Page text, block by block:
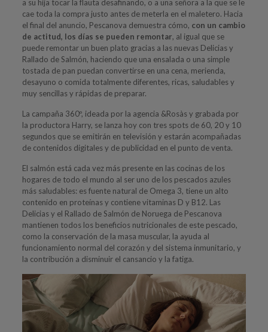
a su hija tocar la flauta desafinando, o a una señora a la que se le
cae toda la compra justo antes de meterla en el maletero. Hacia
el final del anuncio, Pescanova demuestra cómo, con un cambio
de actitud, los días se pueden remontar, al igual que se
puede remontar un buen plato gracias a las nuevas Delicias y
Rallado de Salmón, haciendo que una ensalada o una simple
tostada de pan puedan convertirse en una cena, merienda,
desayuno o comida totalmente diferentes, ricas, saludables y
muy sencillas y rápidas de preparar.
La campaña 360º, ideada por la agencia &Rosàs y grabada por
la productora Harry, se lanza hoy con tres spots de 60, 20 y 10
segundos que se emitirán en televisión y estarán acompañadas
de contenidos digitales y de publicidad en el punto de venta.
El salmón está cada vez más presente en las cocinas de los
hogares de todo el mundo al ser uno de los pescados azules
más saludables: es fuente natural de Omega 3, tiene un alto
contenido en proteínas y contiene vitaminas D y B12. Las
Delicias y el Rallado de Salmón de Noruega de Pescanova
mantienen todos los beneficios nutricionales de este pescado,
como la conservación de la masa muscular, la ayuda al
funcionamiento normal del corazón y del sistema inmunitario, y
la contribución a disminuir el cansancio y la fatiga.